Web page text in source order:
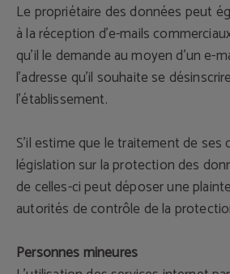
Le propriétaire des données peut
à la réception d'e-mails
qu'il le demande au moyen d'un e-
l'adresse qu'il souhaite se
l'établissement.
S'il estime que le traitement de ses
législation sur la protection des
de celles-ci peut déposer une
autorités de contrôle de la
Personnes mineures